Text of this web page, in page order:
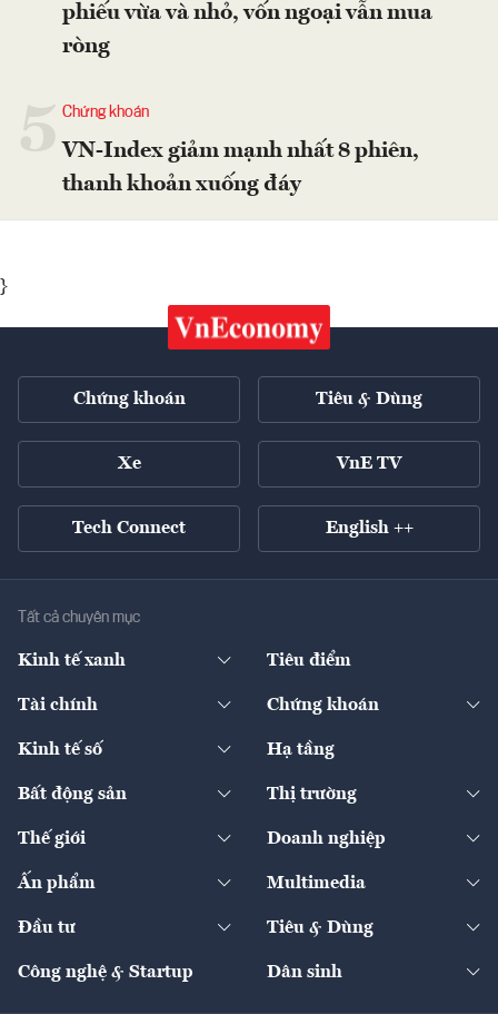
phiếu vừa và nhỏ, vốn ngoại vẫn mua
ròng
Chứng khoán
VN-Index giảm mạnh nhất 8 phiên,
thanh khoản xuống đáy
}
Chứng khoán Tiêu & Dùng
Xe VnE TV
Tech Connect English ++
Tất cả chuyên mục
Kinh tế xanh
Diễn đàn
Tiêu điểm
Tài chính
Ngân hàng
Bảo hiểm
Chứng khoán
Doanh nghiệp niêm yết
Khung pháp lý
Kinh tế số
Sản phẩm - Thị trường
Start-up
Quản trị số
Hạ tầng
Bất động sản
Chính sách
Tư vấn
Thị trường
Thị trường
Nông sản
Thế giới
Kinh tế
Doanh nghiệp
Ấn phẩm
The Guide
Multimedia
Đầu tư Tiêu & Dùng
Công nghệ & Startup Dân sinh